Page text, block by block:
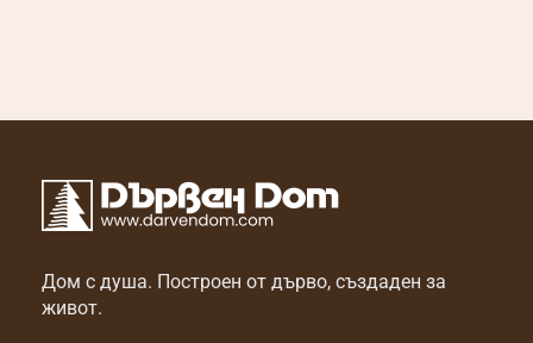
Дом с душа. Построен от дърво, създаден за
живот.